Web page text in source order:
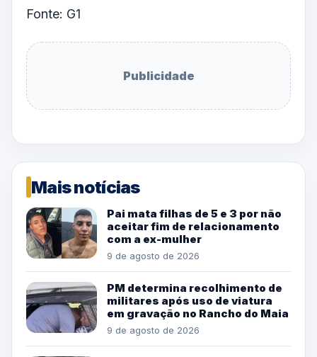
Fonte: G1
Publicidade
Mais notícias
Pai mata filhas de 5 e 3 por não
aceitar fim de relacionamento
com a ex-mulher
9 de agosto de 2026
PM determina recolhimento de
militares após uso de viatura
em gravação no Rancho do Maia
9 de agosto de 2026